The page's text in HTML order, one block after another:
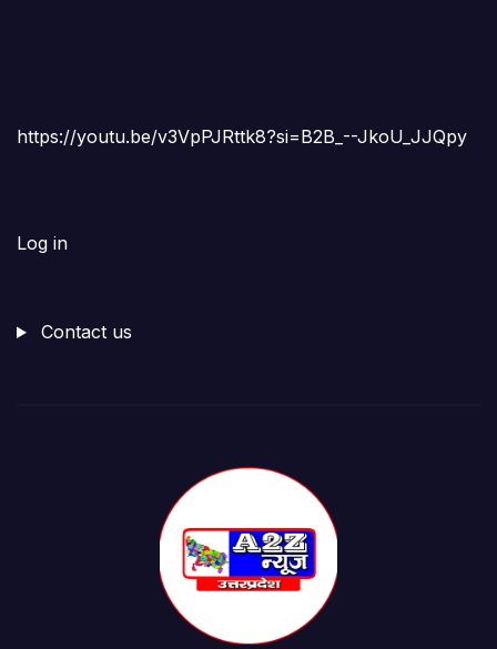
https://youtu.be/v3VpPJRttk8?si=B2B_--JkoU_JJQpy
Log in
Contact us